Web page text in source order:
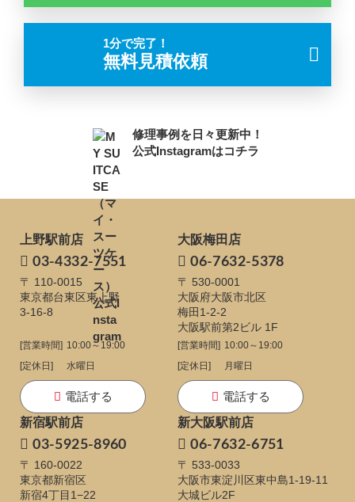
1分で完了！
無料見積依頼
修理事例を日々更新中！
公式Instagramはコチラ
上野駅前店
03-4332-7551
〒 110-0015
東京都台東区東上野
3-16-8
[営業時間] 10:00～19:00
[定休日]
水曜日
電話する
大阪梅田店
06-7632-5378
〒 530-0001
大阪府大阪市北区
梅田1-2-2
大阪駅前第2ビル 1F
[営業時間] 10:00～19:00
[定休日]
月曜日
電話する
新宿駅前店
03-5925-8960
〒 160-0022
東京都新宿区
新宿4丁目1−22
新大阪駅前店
06-7632-6751
〒 533-0033
大阪市東淀川区東中島1-19-11
大城ビル2F